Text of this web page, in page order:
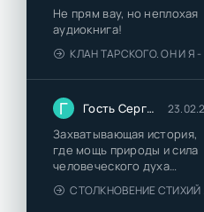
Не прям вау, но неплохая
аудиокнига!
КЛАН ТАРСКОГО. ОН И Я - ЕЛЕНА ТОДОРОВА (1)
Г Гость Сергей
Захватывающая история,
где мощь природы и сила
человеческого духа
сплетаются в напряжённый
и
СТОЛКНОВЕНИЕ СТИХИЙ - ВАЛЕРИЙ ГУМИНСКИЙ